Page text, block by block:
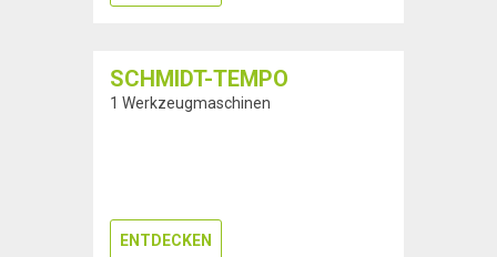
SCHMIDT-TEMPO
1 Werkzeugmaschinen
ENTDECKEN